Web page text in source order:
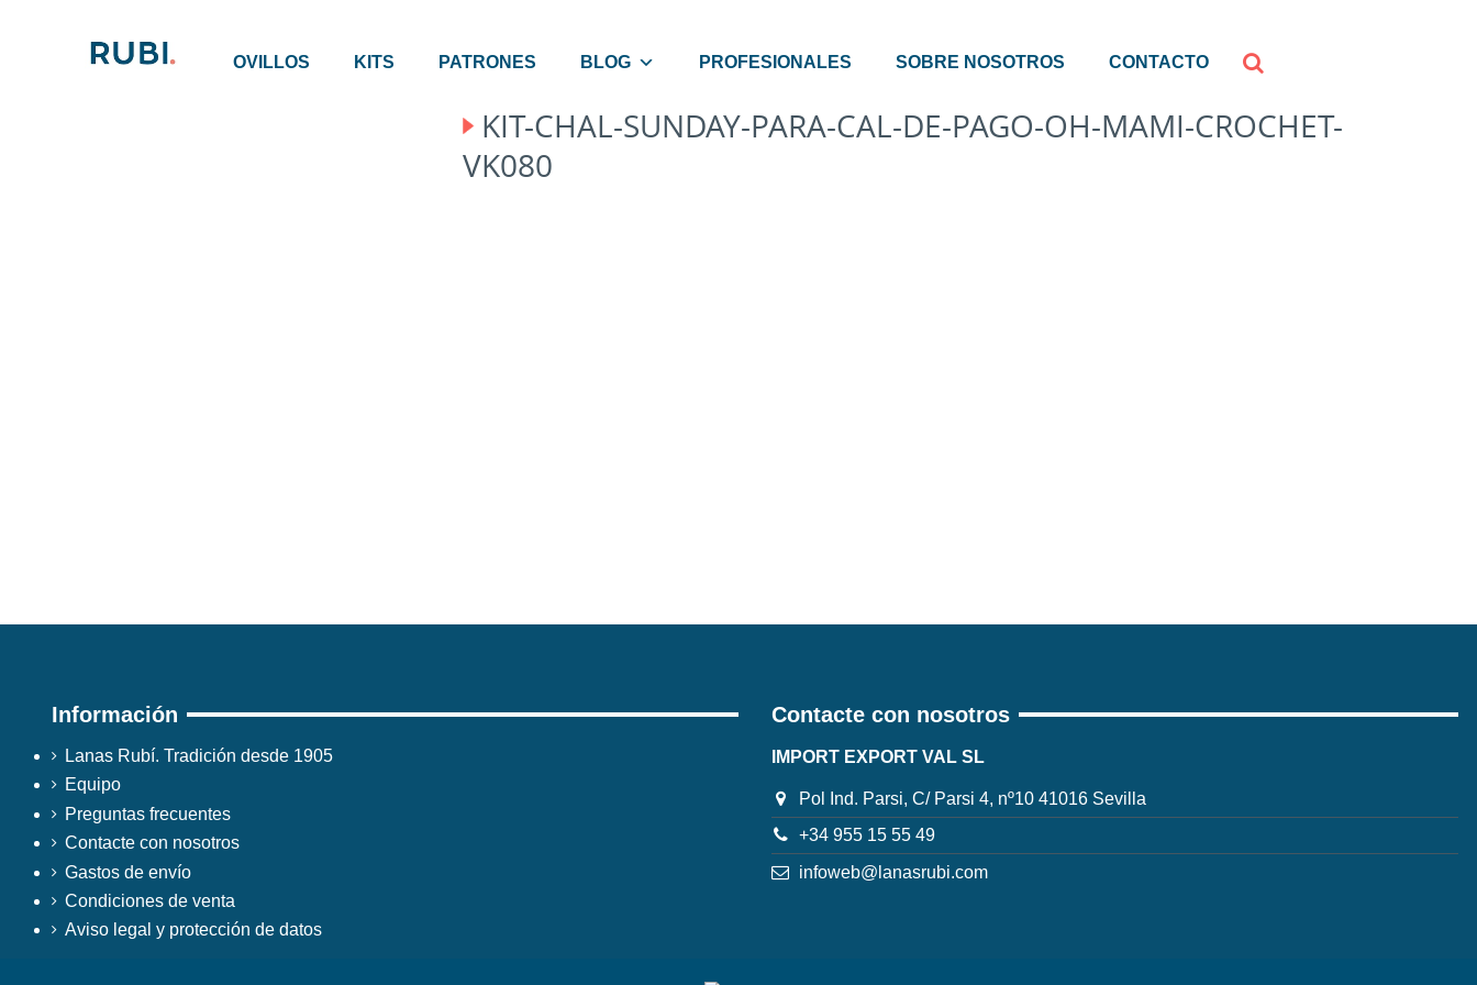
OVILLOS KITS PATRONES BLOG PROFESIONALES SOBRE NOSOTROS CONTACTO
KIT-CHAL-SUNDAY-PARA-CAL-DE-PAGO-OH-MAMI-CROCHET-
VK080
Información
Lanas Rubí. Tradición desde 1905
Equipo
Preguntas frecuentes
Contacte con nosotros
Gastos de envío
Condiciones de venta
Aviso legal y protección de datos
Contacte con nosotros
IMPORT EXPORT VAL SL
Pol Ind. Parsi, C/ Parsi 4, nº10 41016 Sevilla
+34 955 15 55 49
infoweb@lanasrubi.com